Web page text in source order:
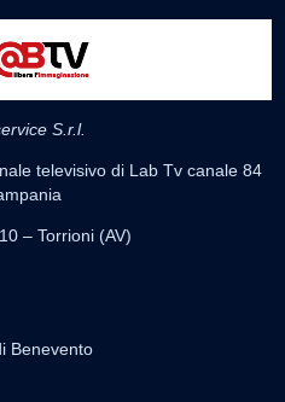
S.r.l.
televisivo di Lab Tv canale 84
– Torrioni (AV)
Benevento